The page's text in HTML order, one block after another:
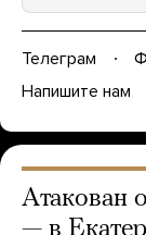
Телеграм
Напишите нам
Атакован
— в